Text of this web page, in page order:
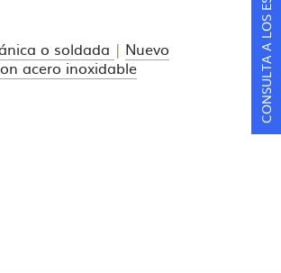
o soldada | Nuevo
acero inoxidable